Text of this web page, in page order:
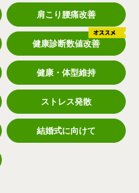
肩こり腰痛改善
健康診断数値改善
健康・体型維持
ストレス発散
結婚式に向けて